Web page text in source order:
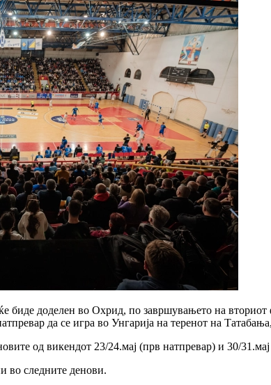
доделен во Охрид, по завршувањето на
да се игра во Унгарија на теренот на
од викендот 23/24.мај (прв натпревар) и 30/
во следните денови.